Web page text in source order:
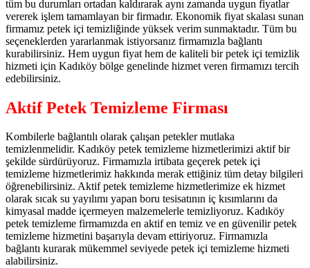
tüm bu durumları ortadan kaldırarak aynı zamanda uygun fiyatlar
vererek işlem tamamlayan bir firmadır. Ekonomik fiyat skalası sunan
firmamız petek içi temizliğinde yüksek verim sunmaktadır. Tüm bu
seçeneklerden yararlanmak istiyorsanız firmamızla bağlantı
kurabilirsiniz. Hem uygun fiyat hem de kaliteli bir petek içi temizlik
hizmeti için Kadıköy bölge genelinde hizmet veren firmamızı tercih
edebilirsiniz.
Aktif Petek Temizleme Firması
Kombilerle bağlantılı olarak çalışan petekler mutlaka
temizlenmelidir. Kadıköy petek temizleme hizmetlerimizi aktif bir
şekilde sürdürüyoruz. Firmamızla irtibata geçerek petek içi
temizleme hizmetlerimiz hakkında merak ettiğiniz tüm detay bilgileri
öğrenebilirsiniz. Aktif petek temizleme hizmetlerimize ek hizmet
olarak sıcak su yayılımı yapan boru tesisatının iç kısımlarını da
kimyasal madde içermeyen malzemelerle temizliyoruz. Kadıköy
petek temizleme firmamızda en aktif en temiz ve en güvenilir petek
temizleme hizmetini başarıyla devam ettiriyoruz. Firmamızla
bağlantı kurarak mükemmel seviyede petek içi temizleme hizmeti
alabilirsiniz.